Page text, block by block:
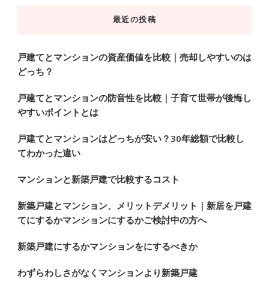
で
す
か
?
最近の投稿
戸建てとマンションの資産価値を比較｜売却しやすいのは
どっち？
戸建てとマンションの防音性を比較｜子育て世帯が後悔し
やすいポイントとは
戸建てとマンションはどっちが安い？30年総額で比較し
てわかった違い
マンションと新築戸建で比較するコスト
新築戸建とマンション、メリットデメリット｜新居を戸建
てにするかマンションにするかご検討中の方へ
新築戸建にするかマンションをにするべきか
わずらわしさがなくマンションより新築戸建